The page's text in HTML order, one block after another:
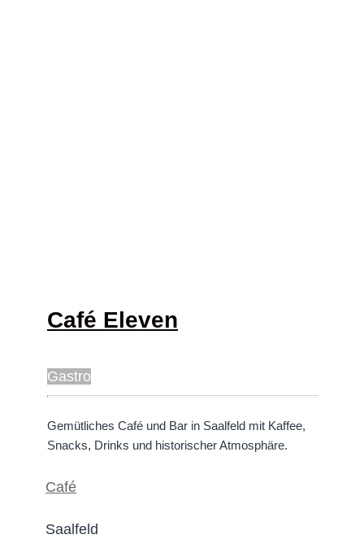
Café Eleven
Gastro
Gemütliches Café und Bar in Saalfeld mit Kaffee,
Snacks, Drinks und historischer Atmosphäre.
Café
Saalfeld